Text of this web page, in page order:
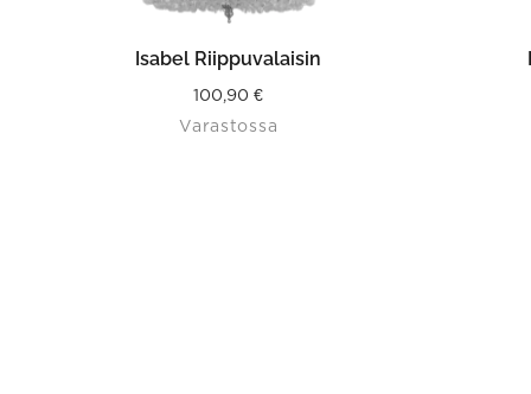
LISÄÄ OSTOSKORIIN
Isabel Riippuvalaisin
100,90€
Varastossa